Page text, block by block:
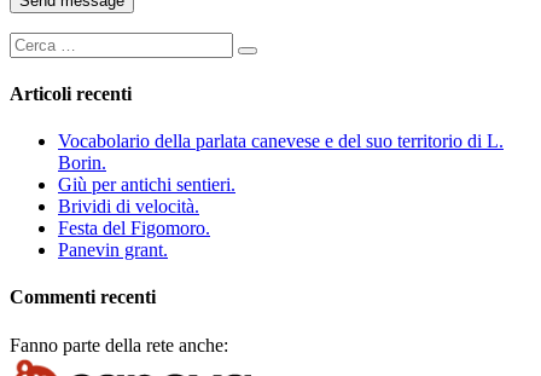
Articoli recenti
Vocabolario della parlata canevese e del suo territorio di L.
Borin.
Giù per antichi sentieri.
Brividi di velocità.
Festa del Figomoro.
Panevin grant.
Commenti recenti
Fanno parte della rete anche: